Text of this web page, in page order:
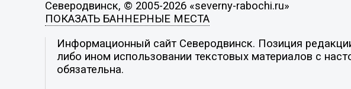
Северодвинск, © 2005-2026 «severny-rabochi.ru»
ПОКАЗАТЬ БАННЕРНЫЕ МЕСТА
Информационный сайт Северодвинск. Позиция
либо ином использовании текстовых материалов с
обязательна.